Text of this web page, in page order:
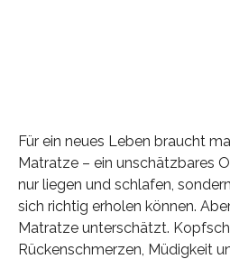
Für ein neues Leben braucht
Matratze – ein unschätzbares
nur liegen und schlafen,
sich richtig erholen können.
Matratze unterschätzt.
Rückenschmerzen, Müdigkeit